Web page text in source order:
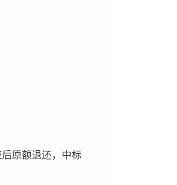
原额退还，中标